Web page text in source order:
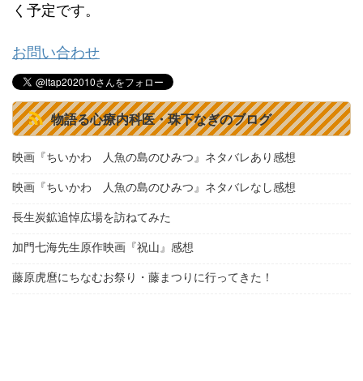
く予定です。
お問い合わせ
物語る心療内科医・珠下なぎのブログ
映画『ちいかわ 人魚の島のひみつ』ネタバレあり感想
映画『ちいかわ 人魚の島のひみつ』ネタバレなし感想
長生炭鉱追悼広場を訪ねてみた
加門七海先生原作映画『祝山』感想
藤原虎麿にちなむお祭り・藤まつりに行ってきた！